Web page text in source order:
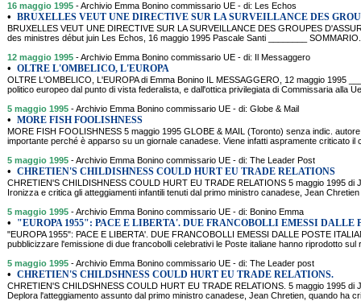
16 maggio 1995 - Archivio Emma Bonino commissario UE - di: Les Echos
• BRUXELLES VEUT UNE DIRECTIVE SUR LA SURVEILLANCE DES
BRUXELLES VEUT UNE DIRECTIVE SUR LA SURVEILLANCE DES GROUPES
des ministres début juin Les Echos, 16 maggio 1995 Pascale Santi ________
12 maggio 1995 - Archivio Emma Bonino commissario UE - di: Il Messaggero
• OLTRE L'OMBELICO, L'EUROPA
OLTRE L'OMBELICO, L'EUROPA di Emma Bonino IL MESSAGGERO, 12 maggio 1995
politico europeo dal punto di vista federalista, e dall'ottica privilegiata di Commissaria alla
5 maggio 1995 - Archivio Emma Bonino commissario UE - di: Globe & Mail
• MORE FISH FOOLISHNESS
MORE FISH FOOLISHNESS 5 maggio 1995 GLOBE & MAIL (Toronto) senza indic.
importante perché è apparso su un giornale canadese. Viene infatti aspramente criticato il
5 maggio 1995 - Archivio Emma Bonino commissario UE - di: The Leader Post
• CHRETIEN'S CHILDISHNESS COULD HURT EU TRADE RELATIONS
CHRETIEN'S CHILDISHNESS COULD HURT EU TRADE RELATIONS 5 maggio 1995
Ironizza e critica gli atteggiamenti infantili tenuti dal primo ministro canadese, Jean
5 maggio 1995 - Archivio Emma Bonino commissario UE - di: Bonino Emma
• "EUROPA 1955": PACE E LIBERTA'. DUE FRANCOBOLLI EMESSI DALLE
"EUROPA 1955": PACE E LIBERTA'. DUE FRANCOBOLLI EMESSI DALLE POSTE
pubblicizzare l'emissione di due francobolli celebrativi le Poste italiane hanno riprodotto sul
5 maggio 1995 - Archivio Emma Bonino commissario UE - di: The Leader post
• CHRETIEN'S CHILDSHNESS COULD HURT EU TRADE RELATIONS.
CHRETIEN'S CHILDSHNESS COULD HURT EU TRADE RELATIONS. 5 maggio 1995
Deplora l'atteggiamento assunto dal primo ministro canadese, Jean Chretien, quando ha